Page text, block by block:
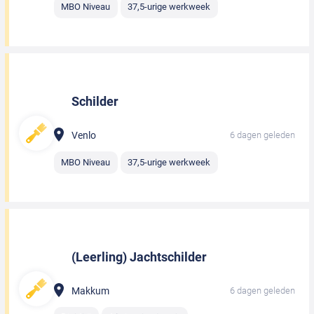
MBO Niveau 37,5-urige werkweek
Schilder
Venlo 6 dagen geleden
MBO Niveau 37,5-urige werkweek
(Leerling) Jachtschilder
Makkum 6 dagen geleden